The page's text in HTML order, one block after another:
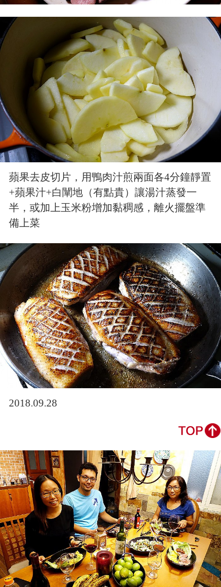
蘋果去皮切片，用鴨肉汁煎兩面各4分鐘靜置
+蘋果汁+白闡地（有點貴）讓湯汁蒸發一
半，或加上玉米粉增加黏稠感，離火擺盤準
備上菜
2018.09.28